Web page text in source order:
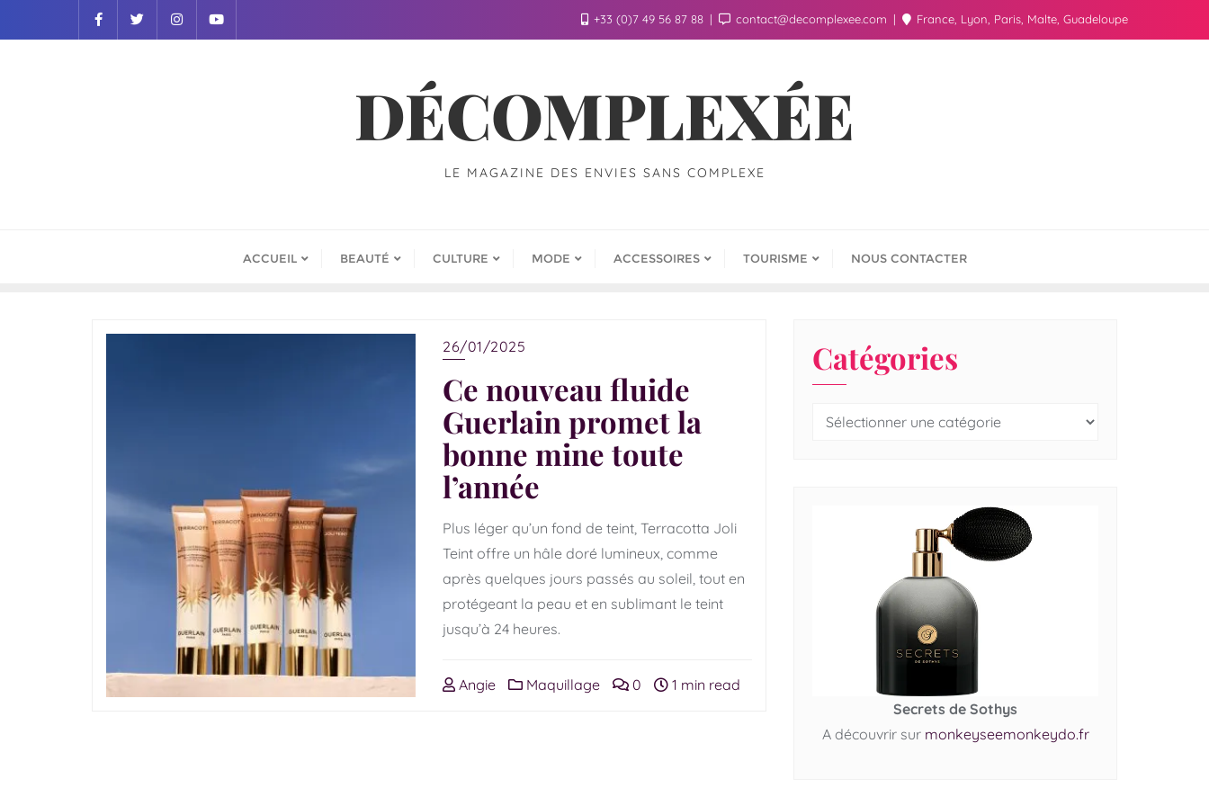
+33 (0)7 49 56 87 88 contact@decomplexee.com France, Lyon, Paris, Malte, Guadeloupe
DÉCOMPLEXÉE
LE MAGAZINE DES ENVIES SANS COMPLEXE
ACCUEIL BEAUTÉ CULTURE MODE ACCESSOIRES TOURISME NOUS CONTACTER
26/01/2025
Ce nouveau fluide
Guerlain promet la
bonne mine toute
l’année
Plus léger qu’un fond de teint, Terracotta Joli
Teint offre un hâle doré lumineux, comme
après quelques jours passés au soleil, tout en
protégeant la peau et en sublimant le teint
jusqu’à 24 heures.
Angie Maquillage 0 1 min read
Catégories
Secrets de Sothys
A découvrir sur monkeyseemonkeydo.fr